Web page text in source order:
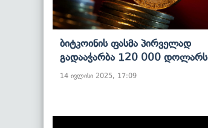
Ბიტკოინის Ფასმა Პირველად
Გადააჭარბა 120 000 Დოლარს
14 ივლისი 2025, 17:09